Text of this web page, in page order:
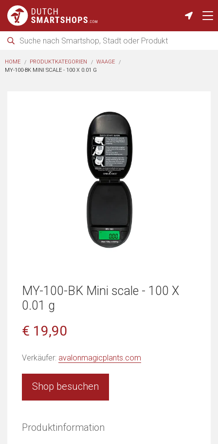
HOME PRODUKTKATEGORIEN
WAAGE
MY-100-BK MINI SCALE - 100 X 0.01 G
MY-100-BK Mini scale - 100 X
0.01 g
€ 19,90
Verkäufer: avalonmagicplants.com
Shop besuchen
Produktinformation